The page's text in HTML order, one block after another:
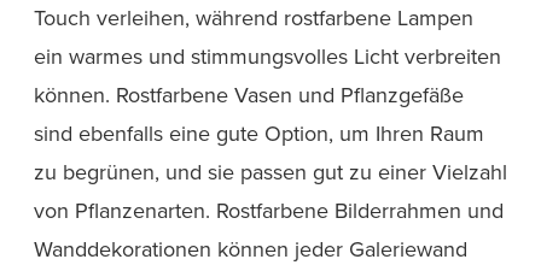
Touch verleihen, während rostfarbene Lampen
ein warmes und stimmungsvolles Licht verbreiten
können. Rostfarbene Vasen und Pflanzgefäße
sind ebenfalls eine gute Option, um Ihren Raum
zu begrünen, und sie passen gut zu einer Vielzahl
von Pflanzenarten. Rostfarbene Bilderrahmen und
Wanddekorationen können jeder Galeriewand